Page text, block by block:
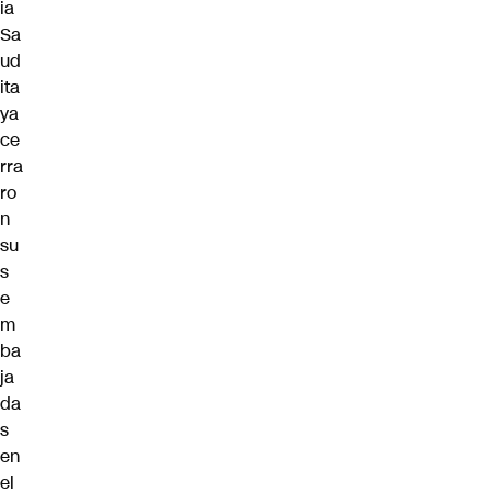
ia
Sa
ud
ita
ya
ce
rra
ro
n
su
s
e
m
ba
ja
da
s
en
el